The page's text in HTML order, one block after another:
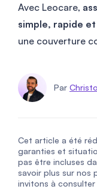
Avec Leocare,
simple, rapide
une couverture
Par
Cet article a été
garanties et
pas être incluses
savoir plus sur nos
invitons à